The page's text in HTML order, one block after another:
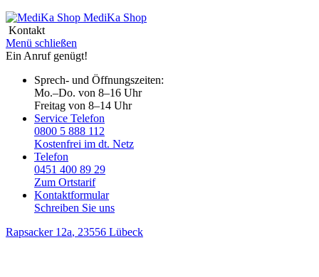
MediKa Shop
Kontakt
Menü schließen
Ein Anruf genügt!
Sprech- und Öffnungszeiten:
Mo.–Do. von 8–16 Uhr
Freitag von 8–14 Uhr
Service Telefon
0800 5 888 112
Kostenfrei im dt. Netz
Telefon
0451 400 89 29
Zum Ortstarif
Kontaktformular
Schreiben Sie uns
Rapsacker 12a, 23556 Lübeck